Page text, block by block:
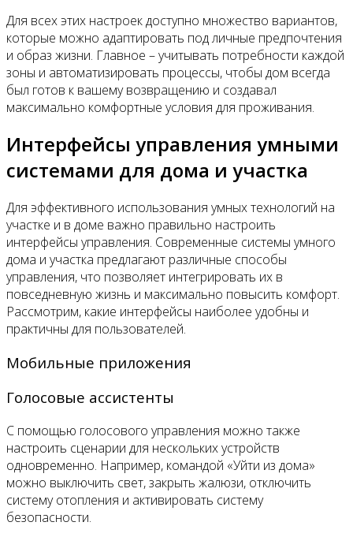
Для всех этих настроек доступно множество вариантов,
которые можно адаптировать под личные предпочтения
и образ жизни. Главное – учитывать потребности каждой
зоны и автоматизировать процессы, чтобы дом всегда
был готов к вашему возвращению и создавал
максимально комфортные условия для проживания.
Интерфейсы управления умными
системами для дома и участка
Для эффективного использования умных технологий на
участке и в доме важно правильно настроить
интерфейсы управления. Современные системы умного
дома и участка предлагают различные способы
управления, что позволяет интегрировать их в
повседневную жизнь и максимально повысить комфорт.
Рассмотрим, какие интерфейсы наиболее удобны и
практичны для пользователей.
Мобильные приложения
Голосовые ассистенты
С помощью голосового управления можно также
настроить сценарии для нескольких устройств
одновременно. Например, командой «Уйти из дома»
можно выключить свет, закрыть жалюзи, отключить
систему отопления и активировать систему
безопасности.